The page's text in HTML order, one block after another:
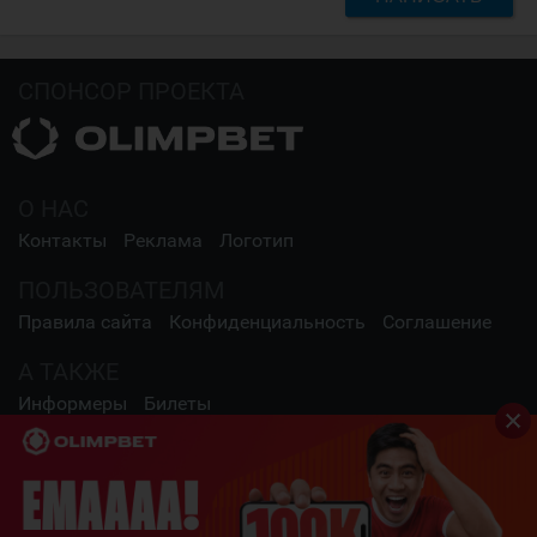
Контакты Реклама Логотип
Правила сайта Конфиденциальность Соглашение
Информеры Билеты
СОЦИАЛЬНЫЕ СЕТИ